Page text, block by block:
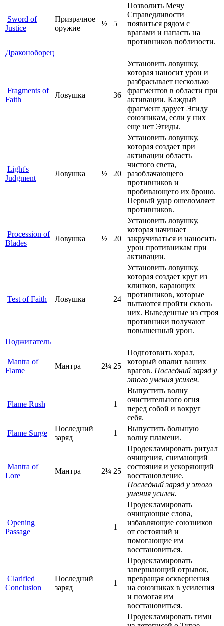
Sword of
Justice
Призрачное
оружие
½ 5
Позволить Мечу
Справедливости
появиться рядом с
врагами и напасть на
противников поблизости.
Драконоборец
Fragments of
Faith
Ловушка 36
Установить ловушку,
которая наносит урон и
разбрасывает несколько
фрагментов в области при
активации. Каждый
фрагмент дарует Эгиду
союзникам, если у них
еще нет Эгиды.
Light's
Judgment
Ловушка ½ 20
Установить ловушку,
которая создает при
активации область
чистого света,
разоблачающего
противников и
пробивающего их броню.
Первый удар ошеломляет
противников.
Procession of
Blades
Ловушка ½ 20
Установить ловушку,
которая начинает
закручиваться и наносить
урон противникам при
активации.
Test of Faith Ловушка 24
Установить ловушку,
которая создает круг из
клинков, карающих
противников, которые
пытаются пройти сквозь
них. Выведенные из строя
противники получают
повышенный урон.
Поджигатель
Mantra of
Flame
Мантра 2¼ 25
Подготовить хорал,
который опалит ваших
врагов. Последний заряд у
этого умения усилен.
Flame Rush 1
Выпустить волну
очистительного огня
перед собой и вокруг
себя.
Flame Surge
Последний
заряд
1
Выпустить большую
волну пламени.
Mantra of
Lore
Мантра 2¼ 25
Продекламировать ритуал
очищения, снимающий
состояния и ускоряющий
восстановление.
Последний заряд у этого
умения усилен.
Opening
Passage
1
Продекламировать
очищающие слова,
избавляющие союзников
от состояний и
помогающие им
восстановиться.
Clarified
Conclusion
Последний
заряд
1
Продекламировать
завершающий отрывок,
превращая осквернения
на союзниках в усиления
и помогая им
восстановиться.
Продекламировать гимн